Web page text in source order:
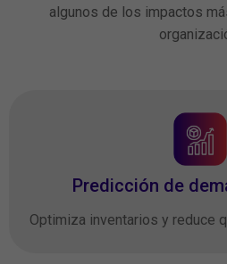
algunos de los impactos
Predicción de
Optimiza inventarios y reduce